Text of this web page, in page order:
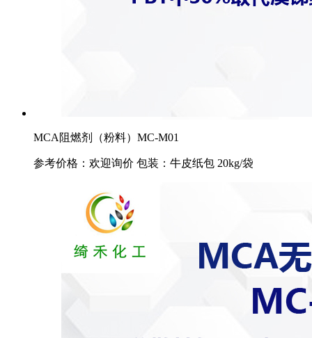
MCA阻燃剂（粉料）MC-M01
参考价格：欢迎询价 包装：牛皮纸包 20kg/袋